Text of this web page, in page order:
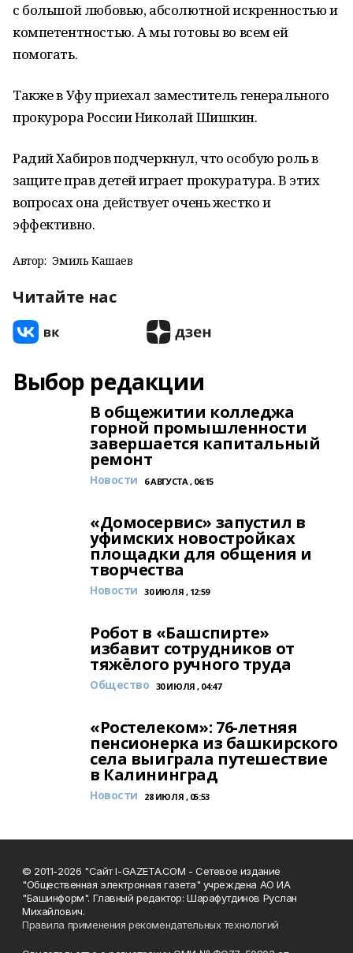
с большой любовью, абсолютной искренностью и
компетентностью. А мы готовы во всем ей
помогать.
Также в Уфу приехал заместитель генерального
прокурора России Николай Шишкин.
Радий Хабиров подчеркнул, что особую роль в
защите прав детей играет прокуратура. В этих
вопросах она действует очень жестко и
эффективно.
Автор: Эмиль Кашаев
Читайте нас
Выбор редакции
В общежитии колледжа
горной промышленности
завершается капитальный
ремонт
Новости 6 АВГУСТА , 06:15
«Домосервис» запустил в
уфимских новостройках
площадки для общения и
творчества
Новости 30 ИЮЛЯ , 12:59
Робот в «Башспирте»
избавит сотрудников от
тяжёлого ручного труда
Общество 30 ИЮЛЯ , 04:47
«Ростелеком»: 76-летняя
пенсионерка из башкирского
села выиграла путешествие
в Калининград
Новости 28 ИЮЛЯ , 05:53
© 2011-2026 "Сайт I-GAZETA.COM - Сетевое издание
"Общественная электронная газета" учреждена АО ИА
"Башинформ". Главный редактор: Шарафутдинов Руслан
Михайлович.
Правила применения рекомендательных технологий